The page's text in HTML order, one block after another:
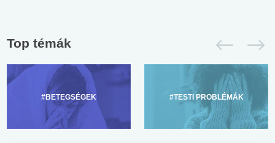
Top témák
#BETEGSÉGEK #TESTI PROBLÉMÁK